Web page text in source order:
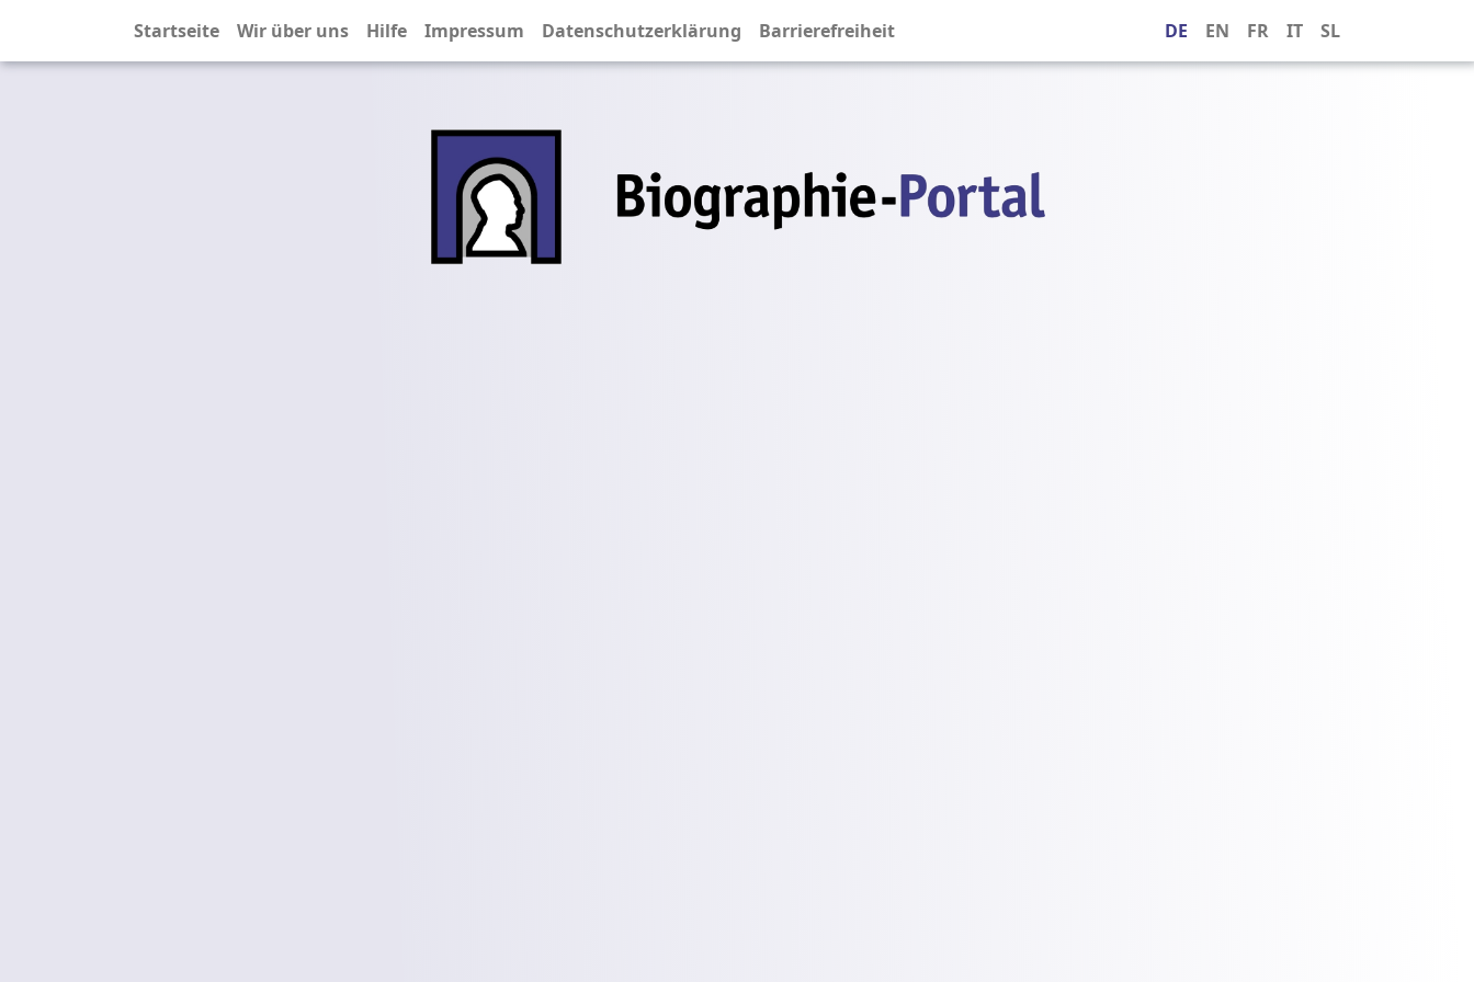
Startseite Wir über uns Hilfe Impressum Datenschutzerklärung Barrierefreiheit DE EN FR IT SL